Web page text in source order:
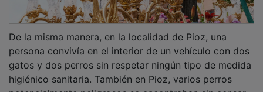
persona convivía en el interior de un vehículo con dos
gatos y dos perros sin respetar ningún tipo de medida
higiénico sanitaria. También en Pioz, varios perros
potencialmente peligrosos se encontraban sin censar,